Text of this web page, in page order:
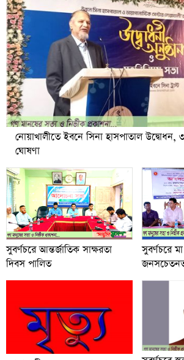
নোয়াখালীতে ইবনে সিনা হাসপাতাল উদ্বোধন,
ঘোষণা
সুবর্ণচরে আন্তর্জাতিক সাক্ষরতা
দিবস পালিত
সুবর্ণচরে